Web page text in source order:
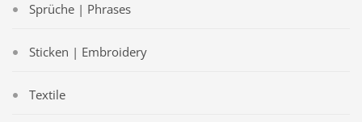
Sprüche | Phrases
Sticken | Embroidery
Textile